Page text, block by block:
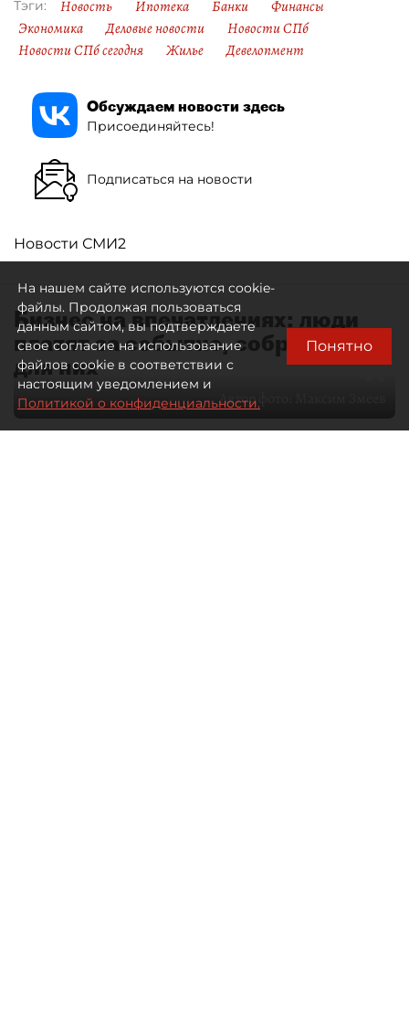
Тэги: Новость Ипотека Банки
Финансы
Экономика
Деловые новости
Новости СПб
Новости СПб сегодня
Жилье Девелопмент
Обсуждаем новости здесь
Присоединяйтесь!
Подписаться на новости
Новости СМИ2
Бизнес на впечатлениях: люди
платят за событие, собранное
для них
Автор фото:
На нашем сайте используются cookie-
файлы. Продолжая пользоваться
данным сайтом, вы подтверждаете
свое согласие на использование
файлов cookie в соответствии с
настоящим уведомлением и
Политикой о конфиденциальности.
Понятно